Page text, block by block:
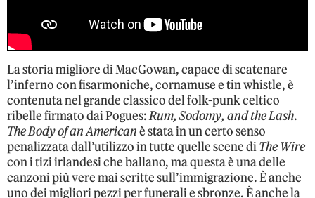
La storia migliore di MacGowan, capace di scatenare
l’inferno con fisarmoniche, cornamuse e tin whistle, è
contenuta nel grande classico del folk-punk celtico
ribelle firmato dai Pogues:Rum, Sodomy, and the Lash.
The Body of an Americanè stata in un certo senso
penalizzata dall’utilizzo in tutte quelle scene diThe Wire
con i tizi irlandesi che ballano, ma questa è una delle
canzoni più vere mai scritte sull’immigrazione. È anche
uno dei migliori pezzi per funerali e sbronze. È anche la